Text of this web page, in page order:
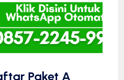
Paket A